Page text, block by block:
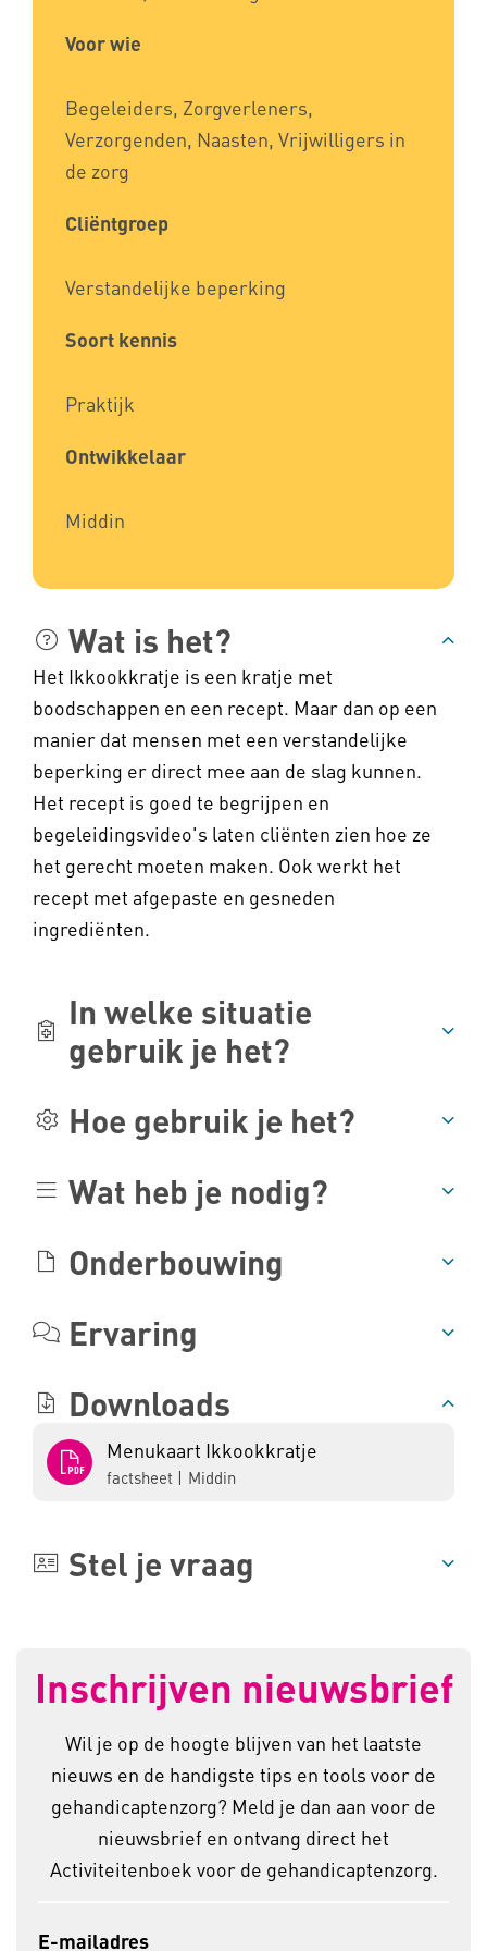
Voor wie
Begeleiders, Zorgverleners,
Verzorgenden, Naasten, Vrijwilligers in
de zorg
Cliëntgroep
Verstandelijke beperking
Soort kennis
Praktijk
Ontwikkelaar
Middin
Wat is het?
Het Ikkookkratje is een kratje met
boodschappen en een recept. Maar dan op een
manier dat mensen met een verstandelijke
beperking er direct mee aan de slag kunnen.
Het recept is goed te begrijpen en
begeleidingsvideo's laten cliënten zien hoe ze
het gerecht moeten maken. Ook werkt het
recept met afgepaste en gesneden
ingrediënten.
In welke situatie
gebruik je het?
Hoe gebruik je het?
Wat heb je nodig?
Onderbouwing
Ervaring
Downloads
Menukaart Ikkookkratje
factsheet | Middin
Stel je vraag
Inschrijven nieuwsbrief
Wil je op de hoogte blijven van het laatste
nieuws en de handigste tips en tools voor de
gehandicaptenzorg? Meld je dan aan voor de
nieuwsbrief en ontvang direct het
Activiteitenboek voor de gehandicaptenzorg.
E-mailadres